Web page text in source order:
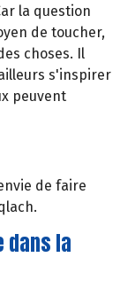
la question
de toucher,
choses. Il
s'inspirer
peuvent
de faire
dans la